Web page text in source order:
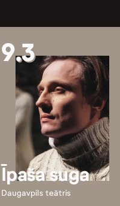
9.3
Īpaša suga
Daugavpils teātris